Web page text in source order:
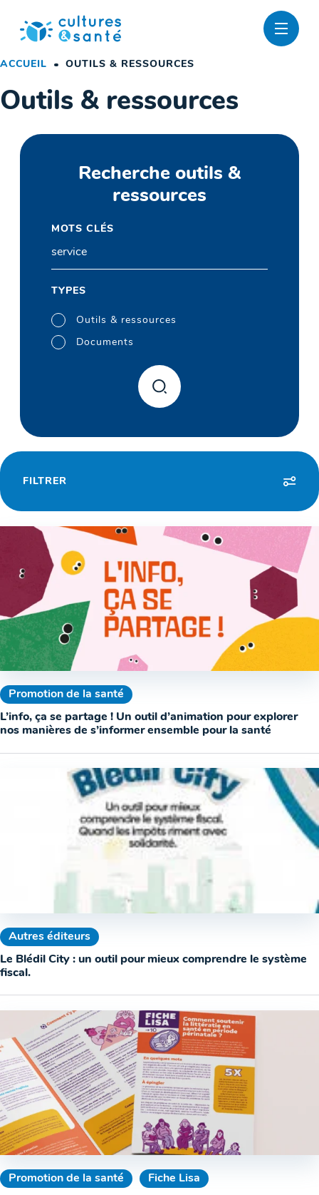
contenu
ACCUEIL OUTILS & RESSOURCES
Outils & ressources
Recherche outils &
ressources
MOTS CLÉS
TYPES
Outils & ressources
Documents
FILTRER
Promotion de la santé
L’info, ça se partage ! Un outil d’animation pour explorer
nos manières de s’informer ensemble pour la santé
Autres éditeurs
Le Blédil City : un outil pour mieux comprendre le système
fiscal.
Promotion de la santé
Fiche Lisa